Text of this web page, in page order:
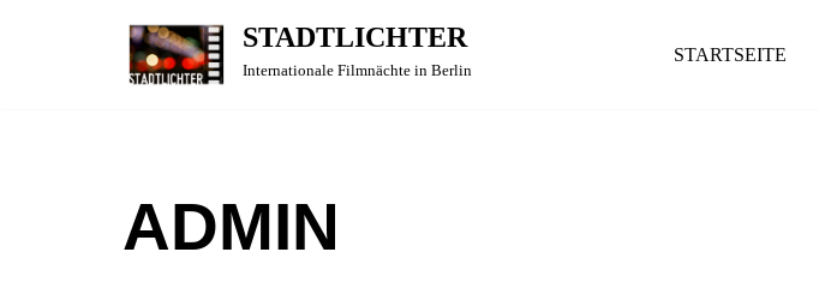
STADTLICHTER
Internationale Filmnächte in Berlin
STARTSEITE
ADMIN